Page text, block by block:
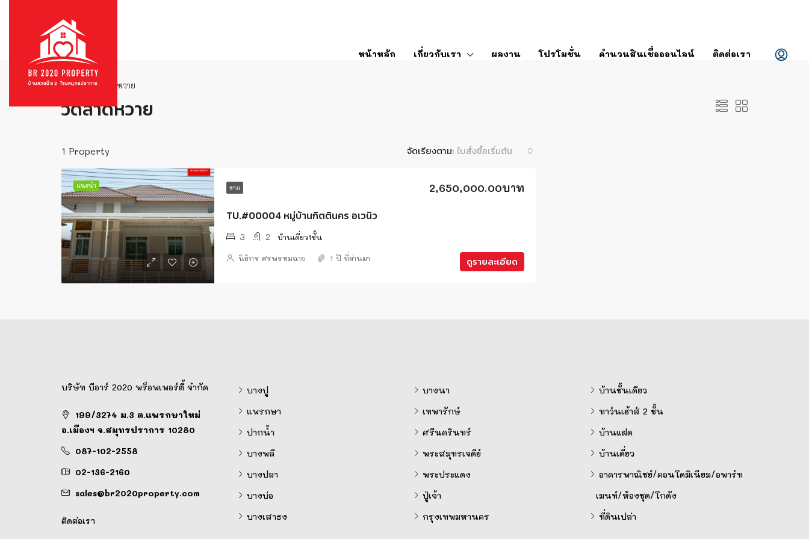
หน้าหลัก เกี่ยวกับเรา ผลงาน โปรโมชั่น คำนวนสินเชื่อออนไลน์ ติดต่อเรา
บ้าน วัดลาดหวาย
วัดลาดหวาย
1 Property จัดเรียงตาม: ใบสั่งซื้อเริ่มต้น
แนะนำ ขาย
TU.#00004 หมู่บ้านกิตตินคร อเวนิว
2,650,000.00บาท
3 2 บ้านเดี่ยว1ชั้น
ดูรายละเอียด
นิธิกร ศรพรหมฉาย 1 ปี ที่ผ่านมา
บริษัท บีอาร์ 2020 พร็อพเพอร์ตี้ จำกัด
199/3274 ม.3 ต.แพรกษาใหม่
อ.เมืองฯ จ.สมุทรปราการ 10280
087-102-2558
02-136-2160
sales@br2020property.com
ติดต่อเรา
บางปู
แพรกษา
ปากน้ำ
บางพลี
บางปลา
บางบ่อ
บางเสาธง
บางนา
เทพารักษ์
ศรีนครินทร์
พระสมุทรเจดีย์
พระประแดง
ปู่เจ้า
กรุงเทพมหานคร
บ้านชั้นเดียว
ทาว์นเฮ้าส์ 2 ชั้น
บ้านแฝด
บ้านเดี่ยว
อาคารพาณิชย์/คอนโดมิเนียม/อพาร์ท
เมนท์/ห้องชุด/โกดัง
ที่ดินเปล่า